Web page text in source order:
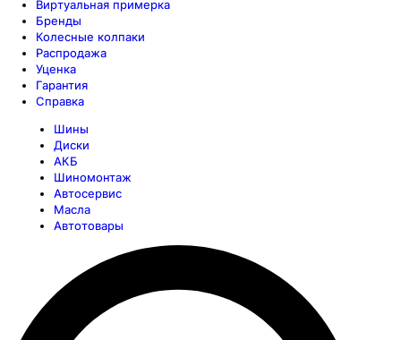
Виртуальная примерка
Бренды
Колесные колпаки
Распродажа
Уценка
Гарантия
Справка
Шины
Диски
АКБ
Шиномонтаж
Автосервис
Масла
Автотовары